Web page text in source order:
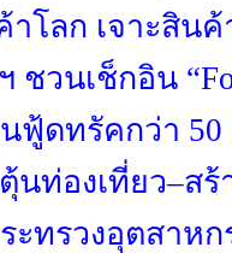
โลก เจาะสิน
วนเช็กอิน
ฟู้ดทรัคกว่า 50
นท่องเที่ยว–ส
ะทรวงอุตสาห